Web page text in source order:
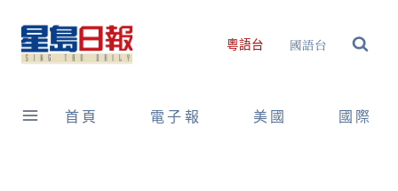
content
粵語台 國語台
首頁 電子報 美國 國際